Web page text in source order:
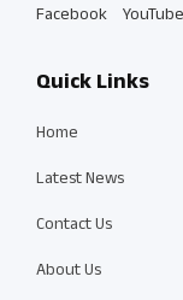
Facebook YouTube
Quick Links
Home
Latest News
Contact Us
About Us